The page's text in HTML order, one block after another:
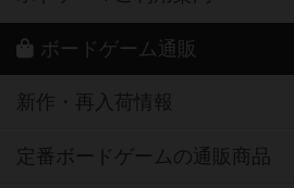
ボードゲーム通販
新作・再入荷情報
定番ボードゲームの通販商品